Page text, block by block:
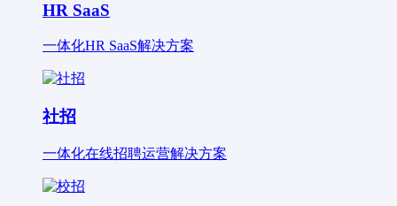
HR SaaS
一体化HR SaaS解决方案
社招
一体化在线招聘运营解决方案